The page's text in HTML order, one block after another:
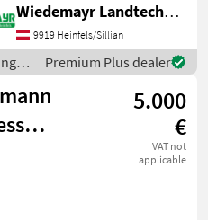
equipment
blowers
Wiedemayr Landtechnik GmbH
9919 Heinfels/Sillian
/
Premium Plus dealer
5.000
€
VAT not
applicable